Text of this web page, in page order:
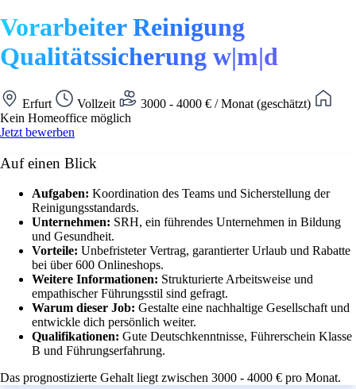
Vorarbeiter Reinigung
Qualitätssicherung w|m|d
Erfurt Vollzeit
3000 - 4000 € / Monat (geschätzt)
Kein Homeoffice möglich
Jetzt bewerben
Auf einen Blick
Aufgaben: Koordination des Teams und Sicherstellung der
Reinigungsstandards.
Unternehmen: SRH, ein führendes Unternehmen in Bildung
und Gesundheit.
Vorteile: Unbefristeter Vertrag, garantierter Urlaub und Rabatte
bei über 600 Onlineshops.
Weitere Informationen: Strukturierte Arbeitsweise und
empathischer Führungsstil sind gefragt.
Warum dieser Job: Gestalte eine nachhaltige Gesellschaft und
entwickle dich persönlich weiter.
Qualifikationen: Gute Deutschkenntnisse, Führerschein Klasse
B und Führungserfahrung.
Das prognostizierte Gehalt liegt zwischen 3000 - 4000 € pro Monat.